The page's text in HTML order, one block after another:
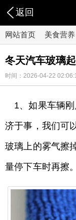
返回
网站首页 美食营养
冬天汽车玻璃
时间：2026-04-22
1、如果车辆
济于事，我们可
玻璃上的雾气擦
量停下车时再擦。